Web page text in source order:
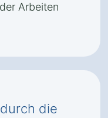
Arbeiten
die